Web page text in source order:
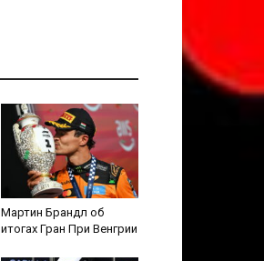
Мартин Брандл об
итогах Гран При Венгрии